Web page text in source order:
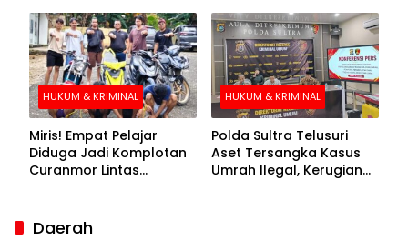
HUKUM & KRIMINAL
Miris! Empat Pelajar
Diduga Jadi Komplotan
Curanmor Lintas
HUKUM & KRIMINAL
Polda Sultra Telusuri
Aset Tersangka Kasus
Umrah Ilegal, Kerugian
Daerah